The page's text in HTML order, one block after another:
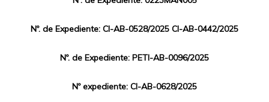
Nº. de Expediente: CI-AB-0528/2025 CI-AB-0442/2025
Nº. de Expediente: PETI-AB-0096/2025
Nº expediente: CI-AB-0628/2025